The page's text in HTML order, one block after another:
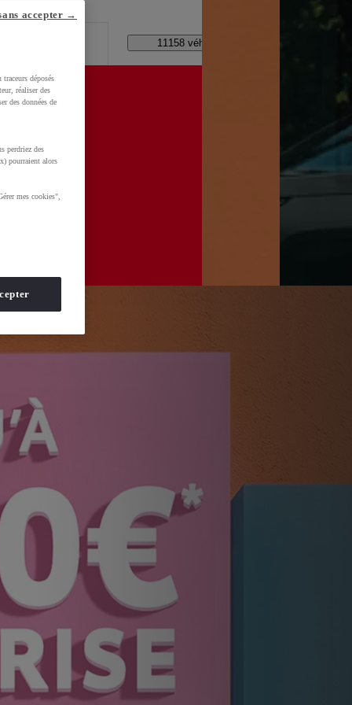
?
11158 véhicules disponibles
déposés
réaliser des
des données de
perdriez des
pourraient alors
mes cookies",
accepter →